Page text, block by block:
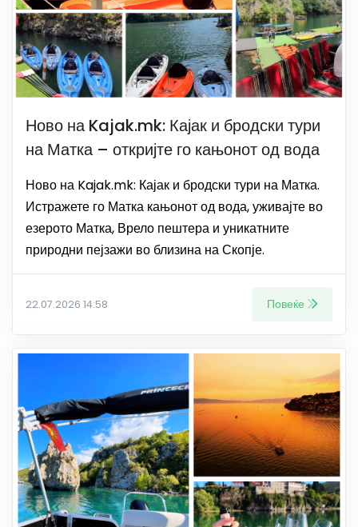
Ново на Kajak.mk: Кајак и бродски тури
на Матка – откријте го кањонот од вода
Ново на Kajak.mk: Кајак и бродски тури на Матка.
Истражете го Матка кањонот од вода, уживајте во
езерото Матка, Врело пештера и уникатните
природни пејзажи во близина на Скопје.
22.07.2026 14:58 Повеќе